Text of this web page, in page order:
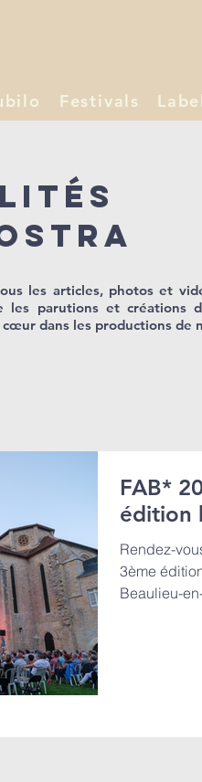
Festivals Label
les articles, photos et
les parutions et créations
dans les productions de
FAB*
édition
Rendez-
3ème
Beaulieu-